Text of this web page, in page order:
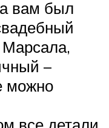
вам был
Марсала,
–
можно
все детали